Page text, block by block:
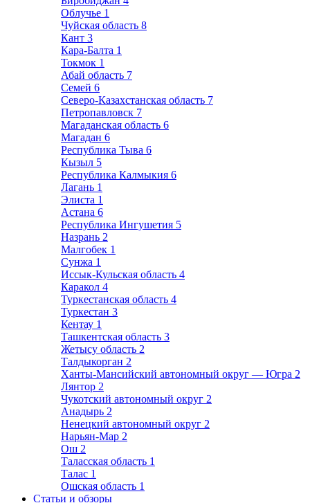
Облучье 1
Чуйская область 8
Кант 3
Кара-Балта 1
Токмок 1
Абай область 7
Семей 6
Северо-Казахстанская область 7
Петропавловск 7
Магаданская область 6
Магадан 6
Республика Тыва 6
Кызыл 5
Республика Калмыкия 6
Лагань 1
Элиста 1
Астана 6
Республика Ингушетия 5
Назрань 2
Малгобек 1
Сунжа 1
Иссык-Кульская область 4
Каракол 4
Туркестанская область 4
Туркестан 3
Кентау 1
Ташкентская область 3
Жетысу область 2
Талдыкорган 2
Ханты-Мансийский автономный округ — Югра 2
Лянтор 2
Чукотский автономный округ 2
Анадырь 2
Ненецкий автономный округ 2
Нарьян-Мар 2
Ош 2
Таласская область 1
Талас 1
Ошская область 1
Статьи и обзоры